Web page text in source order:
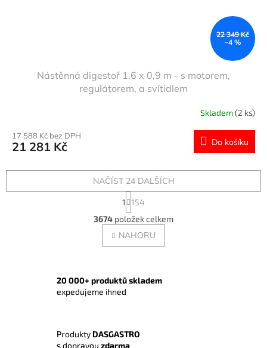
22 349 Kč
–4 %
Nástěnná digestoř 1,6 x 0,9 m - s motorem,
regulátorem, a svítidlem
Skladem(2 ks)
17 588 Kč bez DPH
21 281 Kč Do košíku
O
v
l
á
c
k
NAČÍST 24 DALŠÍCH
S
t
r
á
n
k
á
n
1
154
3674 položek celkem
NAHORU
20 000+ produktů skladem
expedujeme ihned
Produkty DASGASTRO
s dopravou zdarma